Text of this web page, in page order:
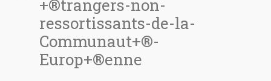
+®trangers-non-
ressortissants-de-la-
Communaut+®-
Europ+®enne